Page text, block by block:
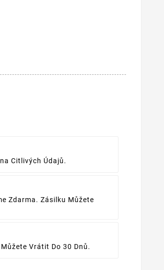
Citlivých Údajů.
Zdarma. Zásilku Můžete
Vrátit Do 30 Dnů.